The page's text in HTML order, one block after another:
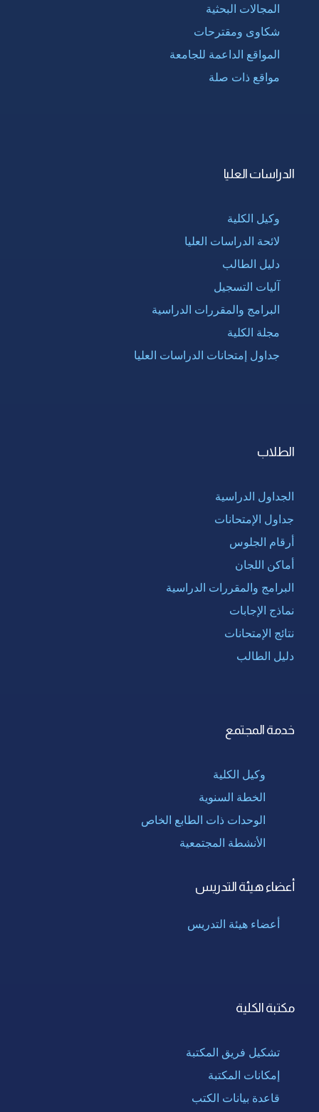
المجالات البحثية
شكاوى ومقترحات
المواقع الداعمة للجامعة
مواقع ذات صلة
الدراسات العليا
وكيل الكلية
لائحة الدراسات العليا
دليل الطالب
آليات التسجيل
البرامج والمقررات الدراسية
مجلة الكلية
جداول إمتحانات الدراسات العليا
الطلاب
الجداول الدراسية
جداول الإمتحانات
أرقام الجلوس
أماكن اللجان
البرامج والمقررات الدراسية
نماذج الإجابات
نتائج الإمتحانات
دليل الطالب
خدمة المجتمع
وكيل الكلية
الخطة السنوية
الوحدات ذات الطابع الخاص
الأنشطة المجتمعية
أعضاء هيئة التدريس
أعضاء هيئة التدريس
مكتبة الكلية
تشكيل فريق المكتبة
إمكانات المكتبة
قاعدة بيانات الكتب